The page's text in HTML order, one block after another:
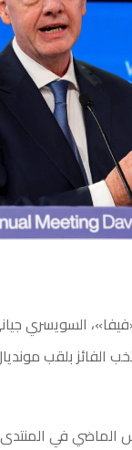
السويسري
الماضي في